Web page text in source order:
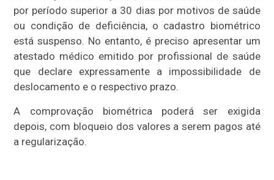
por período superior a 30 dias por motivos de saúde
ou condição de deficiência, o cadastro biométrico
está suspenso. No entanto, é preciso apresentar um
atestado médico emitido por profissional de saúde
que declare expressamente a impossibilidade de
deslocamento e o respectivo prazo.
A comprovação biométrica poderá ser exigida
depois, com bloqueio dos valores a serem pagos até
a regularização.